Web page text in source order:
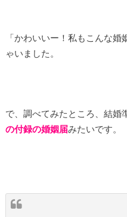
「かわいいー！私もこんな
ゃいました。
で、調べてみたところ、結婚
の付録の婚姻届みたいです。